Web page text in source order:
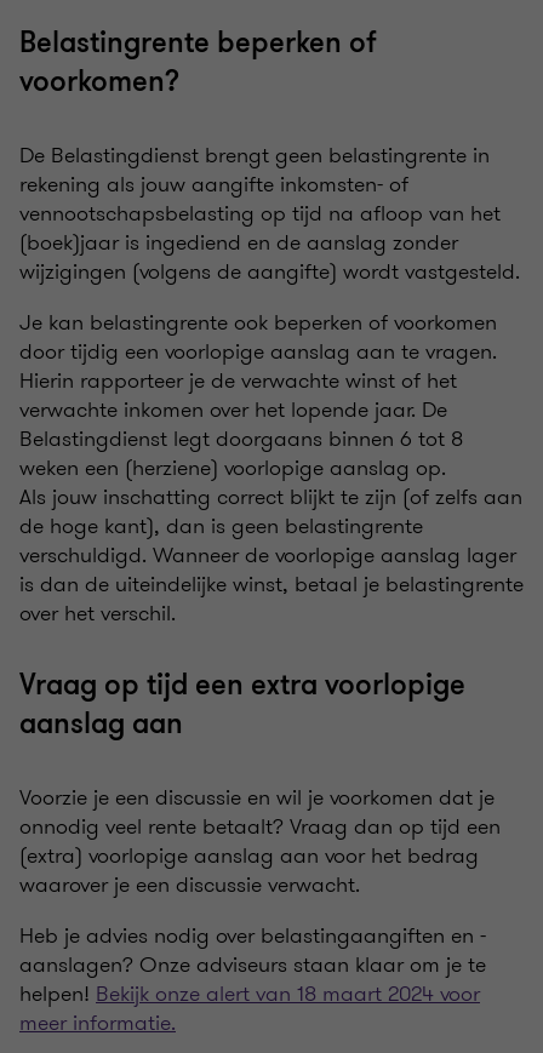
Belastingrente beperken of
voorkomen?
De Belastingdienst brengt geen belastingrente in
rekening als jouw aangifte inkomsten- of
vennootschapsbelasting op tijd na afloop van het
(boek)jaar is ingediend en de aanslag zonder
wijzigingen (volgens de aangifte) wordt vastgesteld.
Je kan belastingrente ook beperken of voorkomen
door tijdig een voorlopige aanslag aan te vragen.
Hierin rapporteer je de verwachte winst of het
verwachte inkomen over het lopende jaar. De
Belastingdienst legt doorgaans binnen 6 tot 8
weken een (herziene) voorlopige aanslag op.
Als jouw inschatting correct blijkt te zijn (of zelfs aan
de hoge kant), dan is geen belastingrente
verschuldigd. Wanneer de voorlopige aanslag lager
is dan de uiteindelijke winst, betaal je belastingrente
over het verschil.
Vraag op tijd een extra voorlopige
aanslag aan
Voorzie je een discussie en wil je voorkomen dat je
onnodig veel rente betaalt? Vraag dan op tijd een
(extra) voorlopige aanslag aan voor het bedrag
waarover je een discussie verwacht.
Heb je advies nodig over belastingaangiften en -
aanslagen? Onze adviseurs staan klaar om je te
helpen! Bekijk onze alert van 18 maart 2024 voor
meer informatie.